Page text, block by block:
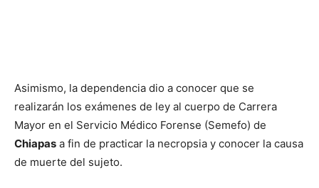
Asimismo, la dependencia dio a conocer que se
realizarán los exámenes de ley al cuerpo de Carrera
Mayor en el Servicio Médico Forense (Semefo) de
Chiapas a fin de practicar la necropsia y conocer la causa
de muerte del sujeto.